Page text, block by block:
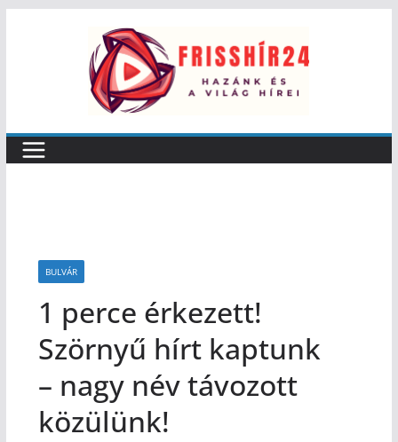
BULVÁR
1 perce érkezett!
Szörnyű hírt kaptunk
– nagy név távozott
közülünk!